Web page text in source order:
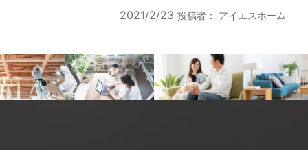
2021/2/23 投稿者： アイエスホーム